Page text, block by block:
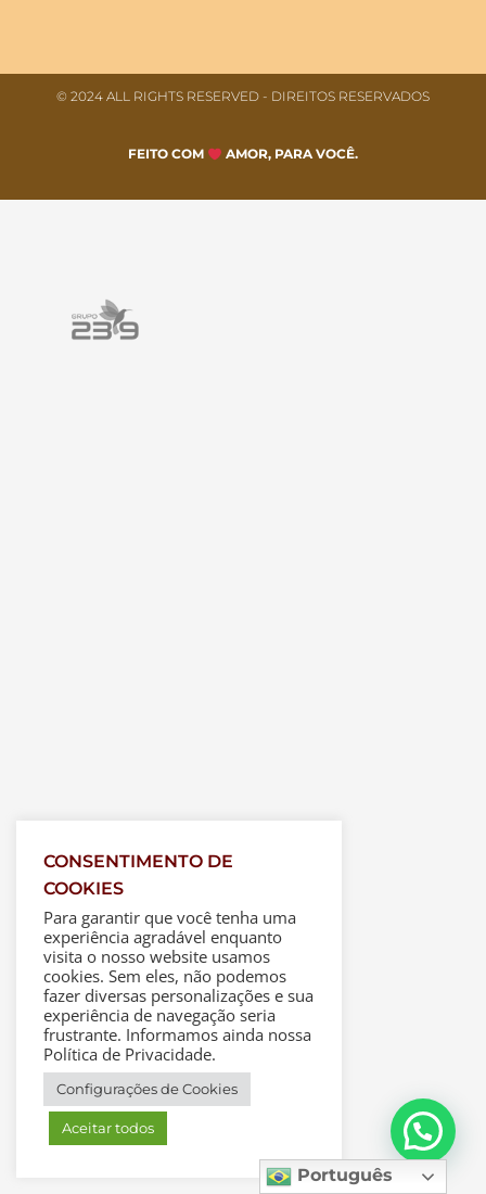
© 2024 ALL RIGHTS RESERVED​ - DIREITOS RESERVADOS
FEITO COM AMOR, PARA VOCÊ.
CONSENTIMENTO DE
COOKIES
Para garantir que você tenha uma
experiência agradável enquanto
visita o nosso website usamos
cookies. Sem eles, não podemos
fazer diversas personalizações e sua
experiência de navegação seria
frustrante. Informamos ainda nossa
Política de Privacidade.
Configurações de Cookies
Aceitar todos
Português